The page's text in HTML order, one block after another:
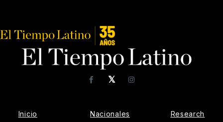
𝕏
FacebookInstagram
Inicio Nacionales Research